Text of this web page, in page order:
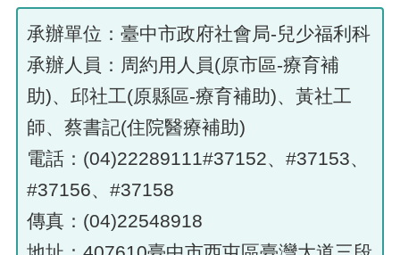
承辦單位：臺中市政府社會局-兒少福利科
承辦人員：周約用人員(原市區-療育補
助)、邱社工(原縣區-療育補助)、黃社工
師、蔡書記(住院醫療補助)
電話：(04)22289111#37152、#37153、
#37156、#37158
傳真：(04)22548918